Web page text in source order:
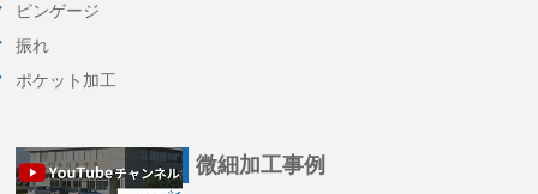
ピンゲージ
振れ
ポケット加工
微細加工事例